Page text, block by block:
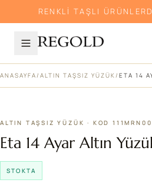
RENKLİ TAŞLI
ANASAYFA/ ALTIN TAŞSIZ YÜZÜK/ ETA 14
ALTIN TAŞSIZ YÜZÜK · KOD
Eta 14 Ayar Altın
STOKTA